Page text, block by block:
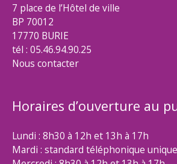
7 place de l’Hôtel de ville
BP 70012
17770 BURIE
tél : 05.46.94.90.25
Nous contacter
Horaires d’ouverture au
Lundi : 8h30 à 12h et 13h à 17h
Mardi : standard téléphonique